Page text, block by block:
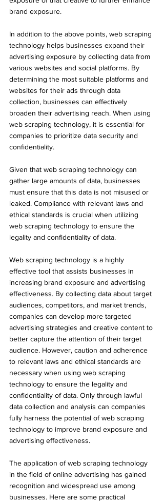
brand exposure.
In addition to the above points, web scraping
technology helps businesses expand their
advertising exposure by collecting data from
various websites and social platforms. By
determining the most suitable platforms and
websites for their ads through data
collection, businesses can effectively
broaden their advertising reach. When using
web scraping technology, it is essential for
companies to prioritize data security and
confidentiality.
Given that web scraping technology can
gather large amounts of data, businesses
must ensure that this data is not misused or
leaked. Compliance with relevant laws and
ethical standards is crucial when utilizing
web scraping technology to ensure the
legality and confidentiality of data.
Web scraping technology is a highly
effective tool that assists businesses in
increasing brand exposure and advertising
effectiveness. By collecting data about target
audiences, competitors, and market trends,
companies can develop more targeted
advertising strategies and creative content to
better capture the attention of their target
audience. However, caution and adherence
to relevant laws and ethical standards are
necessary when using web scraping
technology to ensure the legality and
confidentiality of data. Only through lawful
data collection and analysis can companies
fully harness the potential of web scraping
technology to improve brand exposure and
advertising effectiveness.
The application of web scraping technology
in the field of online advertising has gained
recognition and widespread use among
businesses. Here are some practical